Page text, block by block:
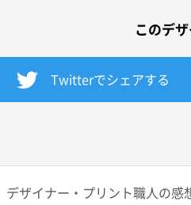
このデ
Twitterでシェアする
デザイナー・プリント職人の感